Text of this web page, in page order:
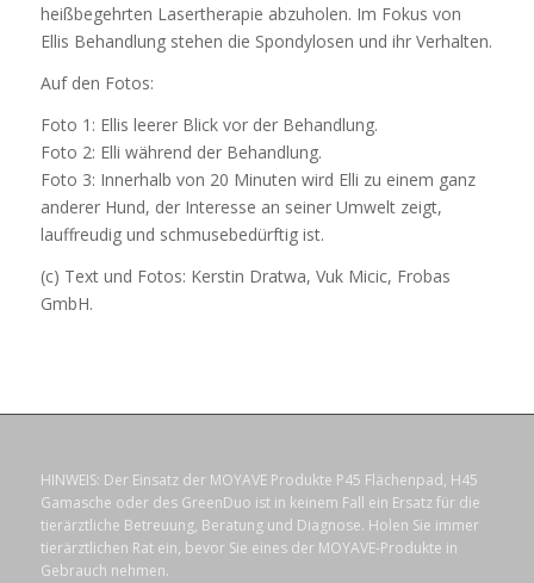
heißbegehrten Lasertherapie abzuholen. Im Fokus von
Ellis Behandlung stehen die Spondylosen und ihr Verhalten.
Auf den Fotos:
Foto 1: Ellis leerer Blick vor der Behandlung.
Foto 2: Elli während der Behandlung.
Foto 3: Innerhalb von 20 Minuten wird Elli zu einem ganz
anderer Hund, der Interesse an seiner Umwelt zeigt,
lauffreudig und schmusebedürftig ist.
(c) Text und Fotos: Kerstin Dratwa, Vuk Micic, Frobas
GmbH.
HINWEIS: Der Einsatz der MOYAVE Produkte P45 Flächenpad, H45
Gamasche oder des GreenDuo ist in keinem Fall ein Ersatz für die
tierärztliche Betreuung, Beratung und Diagnose. Holen Sie immer
tierärztlichen Rat ein, bevor Sie eines der MOYAVE-Produkte in
Gebrauch nehmen.